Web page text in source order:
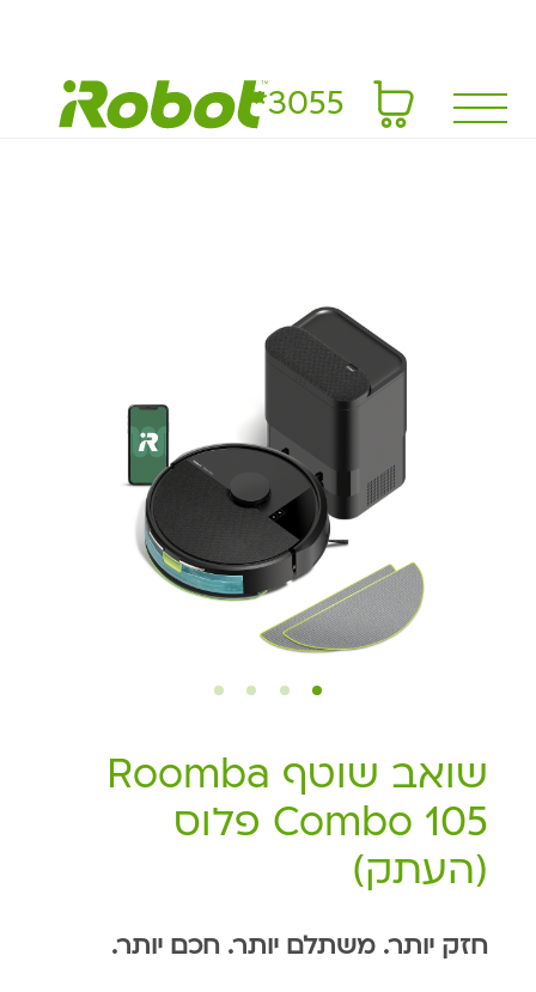
*3055
שואב שוטף Roomba
Combo 105 פלוס
(העתק)
חזק יותר. משתלם יותר. חכם יותר.